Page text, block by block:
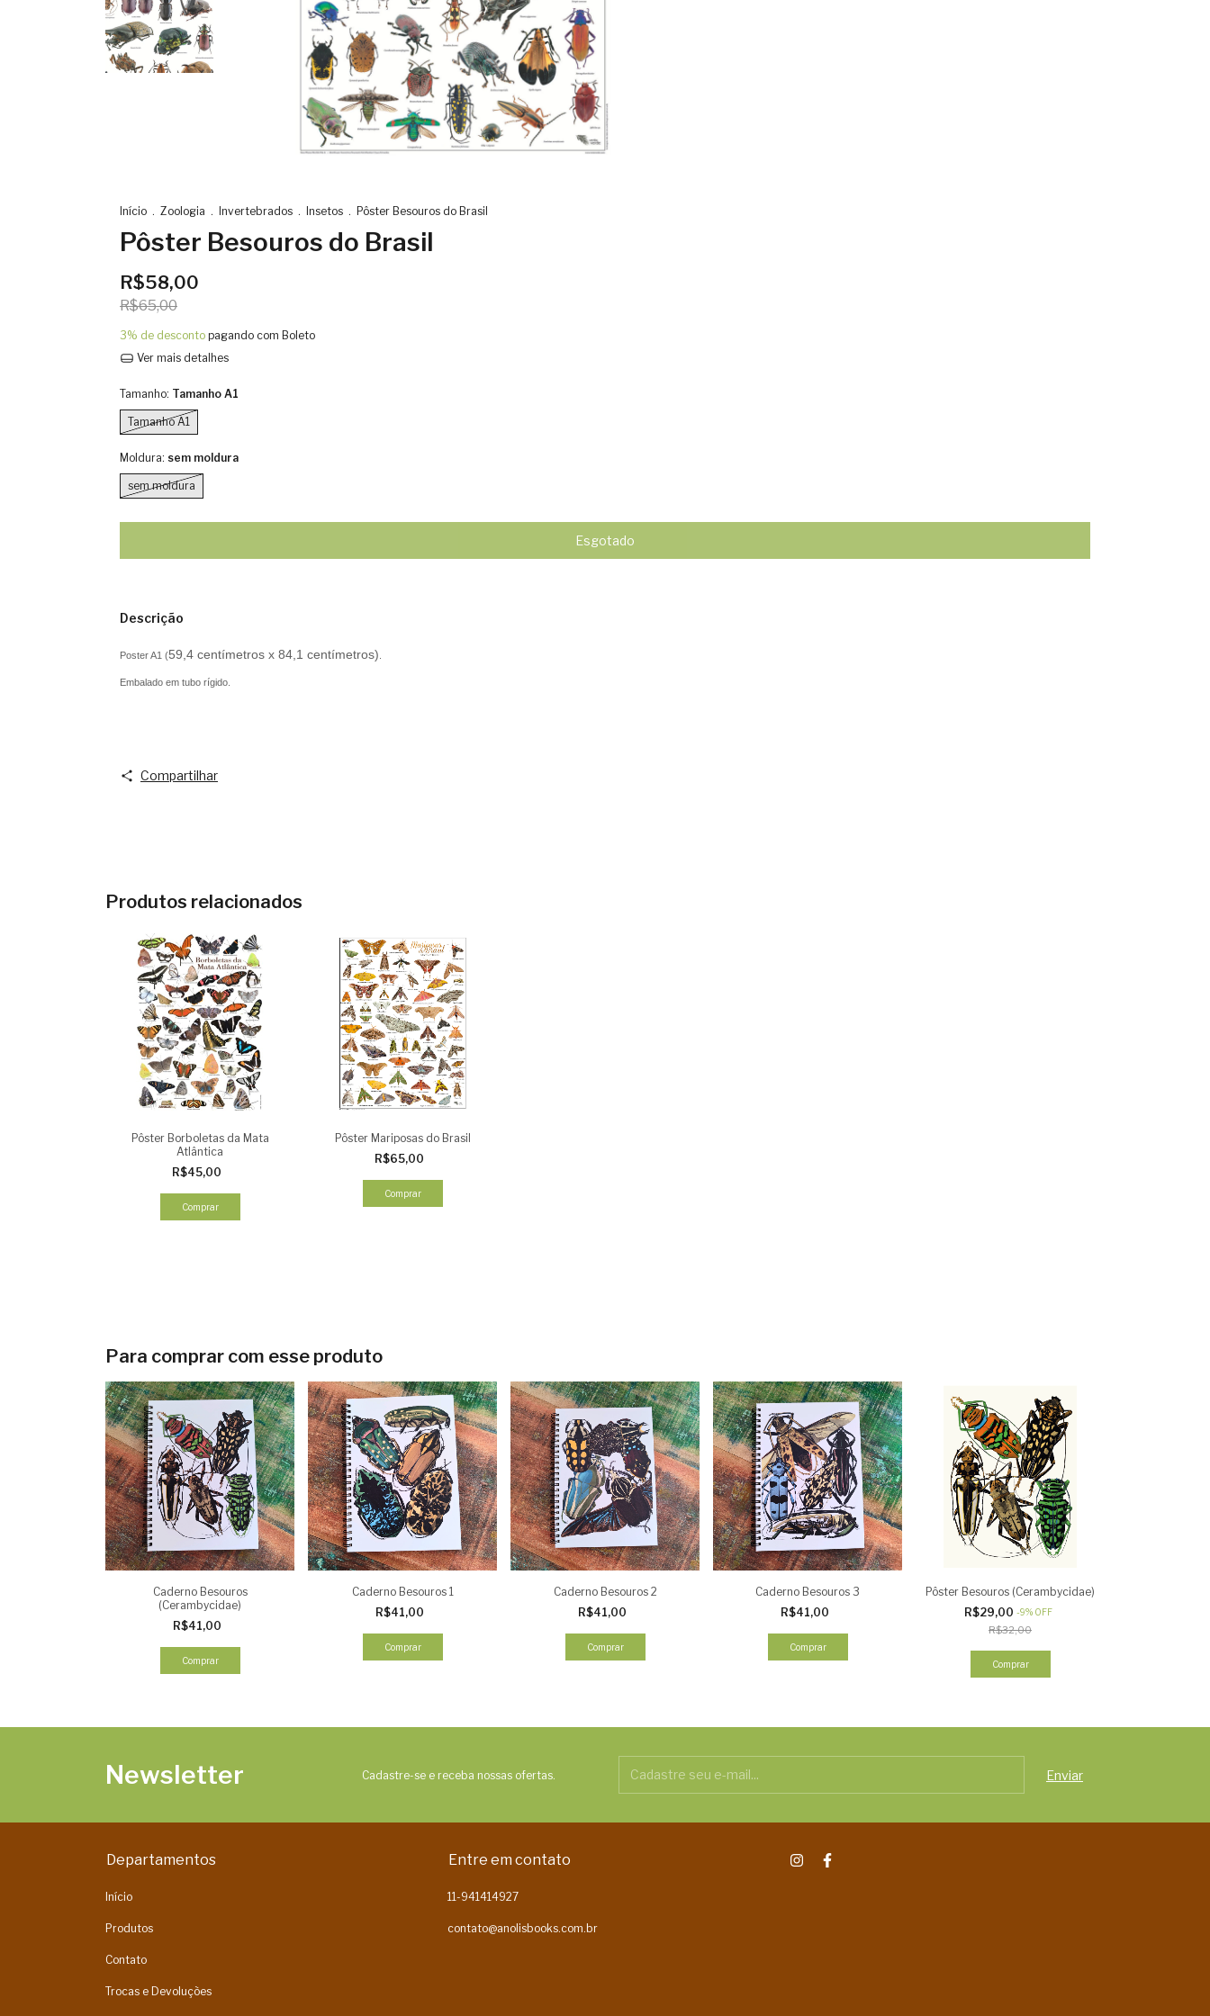
Início . Zoologia . Invertebrados . Insetos . Pôster Besouros do Brasil
Pôster Besouros do Brasil
R$58,00
R$65,00
3% de desconto pagando com Boleto
Ver mais detalhes
Tamanho: Tamanho A1
Tamanho A1
Moldura: sem moldura
sem moldura
Descrição
Poster A1 (59,4 centímetros x 84,1 centímetros)
Embalado em tubo rígido.
Compartilhar
Produtos relacionados
Pôster Borboletas da Mata
Atlântica
R$45,00
Comprar
Pôster Mariposas do Brasil
R$65,00
Comprar
Para comprar com esse produto
Caderno Besouros
(Cerambycidae)
R$41,00
Comprar
Caderno Besouros 1
R$41,00
Comprar
Caderno Besouros 2
R$41,00
Comprar
Caderno Besouros 3
R$41,00
Comprar
Pôster Besouros (Cerambycidae)
R$29,00 -9% OFF
R$32,00
Comprar
Newsletter Cadastre-se e receba nossas ofertas.
Departamentos
Início
Produtos
Contato
Trocas e Devoluções
Entre em contato
11-941414927
contato@anolisbooks.com.br